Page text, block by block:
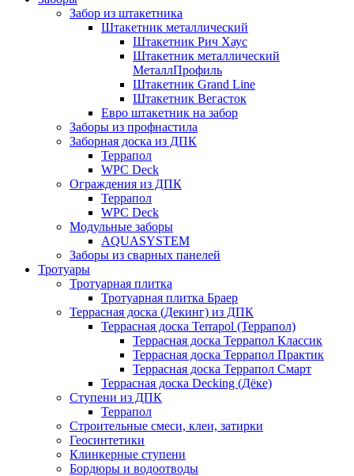
Забор из штакетника
Штакетник металлический
Штакетник Рич Хаус
Штакетник металлический
МеталлПрофиль
Штакетник Grand Line
Штакетник Вегасток
Евро штакетник на забор
Заборы из профнастила
Заборная доска из ДПК
Террапол
WPC Deck
Ограждения из ДПК
Террапол
WPC Deck
Модульные заборы
AQUASYSTEM
Заборы из сварных панелей
Тротуары
Тротуарная плитка
Тротуарная плитка Браер
Террасная доска (Декинг) из ДПК
Террасная доска Terrapol (Террапол)
Террасная доска Террапол Классик
Террасная доска Террапол Практик
Террасная доска Террапол Смарт
Террасная доска Decking (Дёке)
Ступени из ДПК
Террапол
Строительные смеси, клеи, затирки
Геосинтетики
Клинкерные ступени
Бордюры и водоотводы